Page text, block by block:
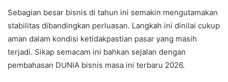
Sebagian besar bisnis di tahun ini semakin mengutamakan
stabilitas dibandingkan perluasan. Langkah ini dinilai cukup
aman dalam kondisi ketidakpastian pasar yang masih
terjadi. Sikap semacam ini bahkan sejalan dengan
pembahasan DUNIA bisnis masa ini terbaru 2026.